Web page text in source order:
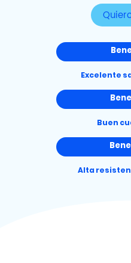
Excelente
Buen
Alta